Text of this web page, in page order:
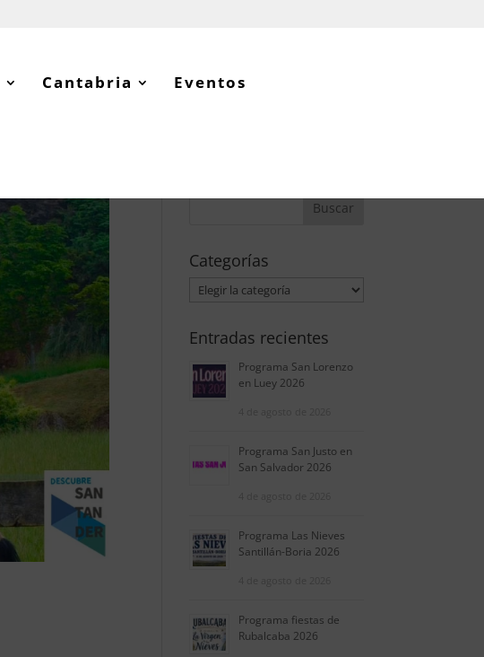
Cantabria Eventos
Categorías
Categorías
Entradas recientes
Programa San Lorenzo
en Luey 2026
Programa San Justo en
San Salvador 2026
Programa Las Nieves
Santillán-Boria 2026
Programa fiestas de
Rubalcaba 2026